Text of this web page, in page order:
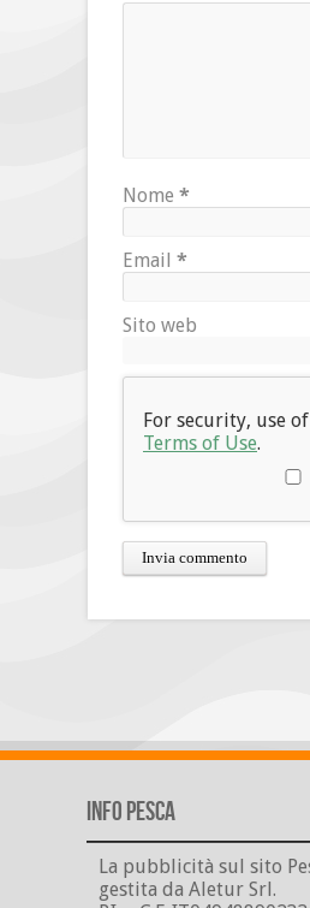
Nome *
Email *
Sito web
For security, use
Terms of Use.
Info Pesca
La pubblicità sul sito
gestita da Aletur Srl.